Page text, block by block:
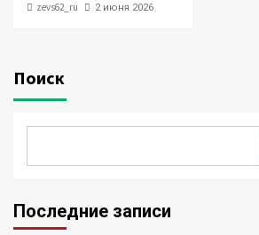
zevs62_ru 2 июня 2026
Поиск
Последние записи